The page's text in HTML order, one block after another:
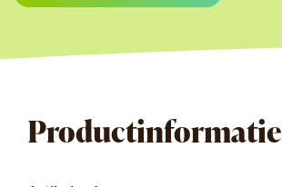
Productinformatie